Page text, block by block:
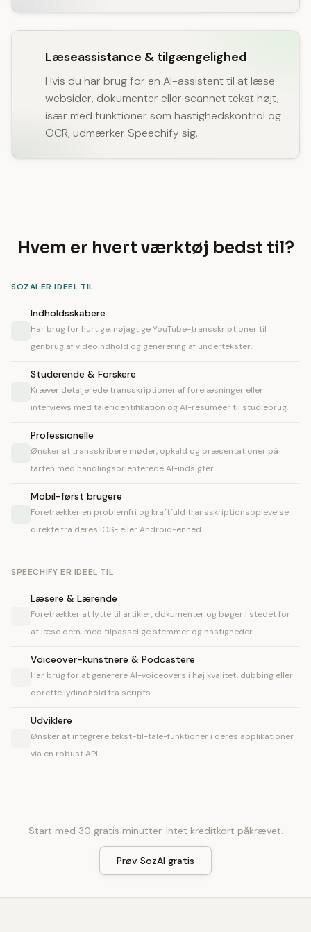
Læseassistance & tilgængelighed
Hvis du har brug for en AI-assistent til at læse
websider, dokumenter eller scannet tekst højt,
især med funktioner som hastighedskontrol og
OCR, udmærker Speechify sig.
Hvem er hvert værktøj bedst til?
SOZAI ER IDEEL TIL
Indholdsskabere
Har brug for hurtige, nøjagtige YouTube-transskriptioner til
genbrug af videoindhold og generering af undertekster.
Studerende & Forskere
Kræver detaljerede transskriptioner af forelæsninger eller
interviews med taleridentifikation og AI-resuméer til studiebrug.
Professionelle
Ønsker at transskribere møder, opkald og præsentationer på
farten med handlingsorienterede AI-indsigter.
Mobil-først brugere
Foretrækker en problemfri og kraftfuld transskriptionsoplevelse
direkte fra deres iOS- eller Android-enhed.
SPEECHIFY ER IDEEL TIL
Læsere & Lærende
Foretrækker at lytte til artikler, dokumenter og bøger i stedet for
at læse dem, med tilpasselige stemmer og hastigheder.
Voiceover-kunstnere & Podcastere
Har brug for at generere AI-voiceovers i høj kvalitet, dubbing eller
oprette lydindhold fra scripts.
Udviklere
Ønsker at integrere tekst-til-tale-funktioner i deres applikationer
via en robust API.
Start med 30 gratis minutter. Intet kreditkort påkrævet.
Prøv SozAI gratis